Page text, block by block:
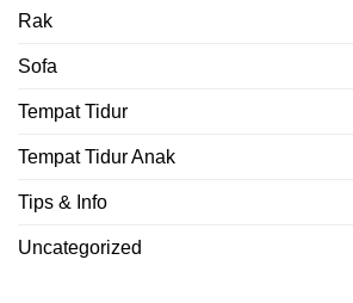
Rak
Sofa
Tempat Tidur
Tempat Tidur Anak
Tips & Info
Uncategorized